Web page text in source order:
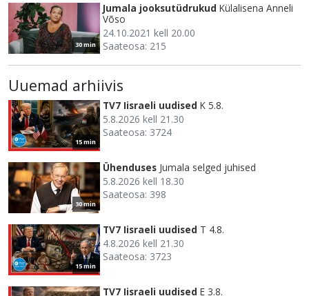
30 min
Jumala jooksutüdrukud Külalisena Anneli
Võso
24.10.2021 kell 20.00
Saateosa: 215
Uuemad arhiivis
15 min
TV7 Iisraeli uudised K 5.8.
5.8.2026 kell 21.30
Saateosa: 3724
30 min
Ühenduses Jumala selged juhised
5.8.2026 kell 18.30
Saateosa: 398
15 min
TV7 Iisraeli uudised T 4.8.
4.8.2026 kell 21.30
Saateosa: 3723
TV7 Iisraeli uudised E 3.8.